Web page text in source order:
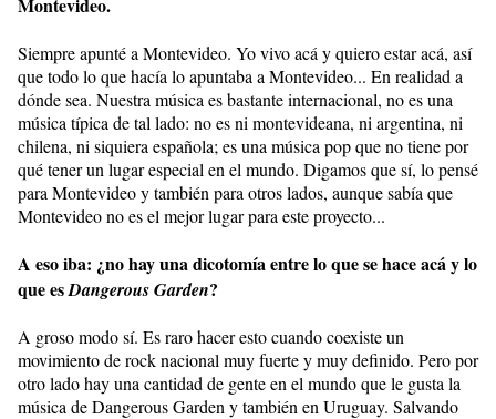
Montevideo.
Siempre apunté a Montevideo. Yo vivo acá y quiero estar acá, así
que todo lo que hacía lo apuntaba a Montevideo... En realidad a
dónde sea. Nuestra música es bastante internacional, no es una
música típica de tal lado: no es ni montevideana, ni argentina, ni
chilena, ni siquiera española; es una música pop que no tiene por
qué tener un lugar especial en el mundo. Digamos que sí, lo pensé
para Montevideo y también para otros lados, aunque sabía que
Montevideo no es el mejor lugar para este proyecto...
A eso iba: ¿no hay una dicotomía entre lo que se hace acá y lo
que esDangerous Garden?
A groso modo sí. Es raro hacer esto cuando coexiste un
movimiento de rock nacional muy fuerte y muy definido. Pero por
otro lado hay una cantidad de gente en el mundo que le gusta la
música de Dangerous Garden y también en Uruguay. Salvando